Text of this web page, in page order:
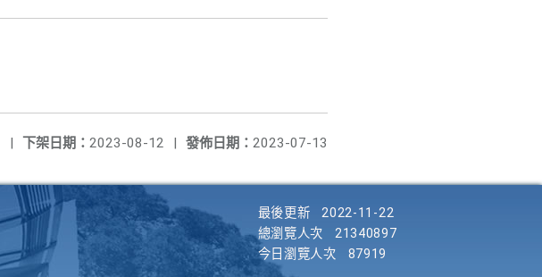
發佈日期： 2023-07-13
下架日期： 2023-08-12 |
|
最後更新
2022-11-22
總瀏覽人次
21340897
今日瀏覽人次
87919